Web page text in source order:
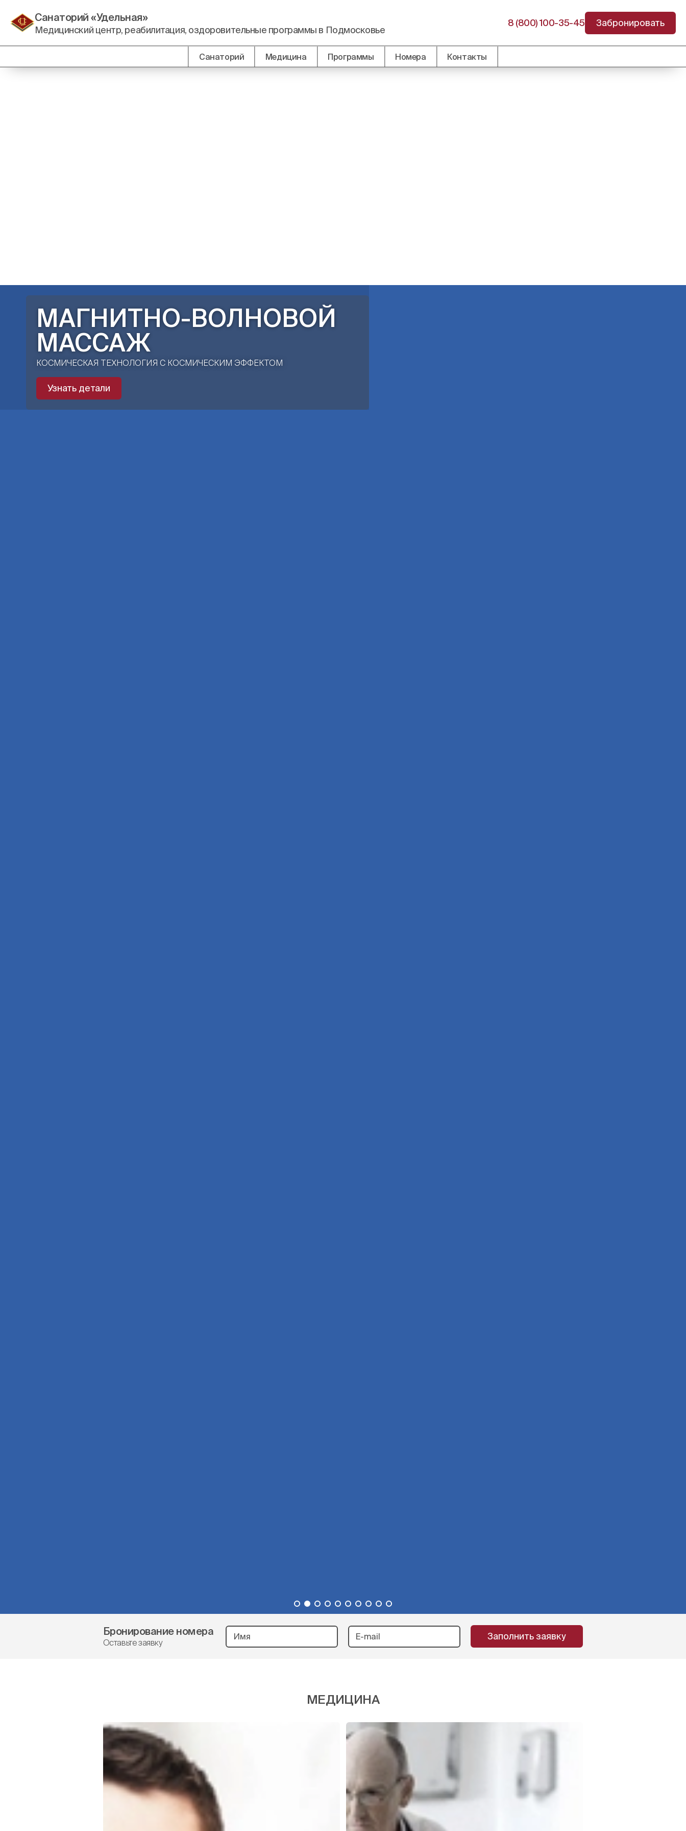
Санаторий «Удельная»
Медицинский центр, реабилитация, оздоровительные программы в Подмосковье
8 (800) 100-35-45 Забронировать
Санаторий Медицина Программы Номера Контакты
ВОЗВРАЩЕНИЕ К ЖИЗНИ
ПРОФЕССИОНАЛЬНО
Узнать детали
Бронирование номера
Оставьте заявку
Заполнить заявку
МЕДИЦИНА